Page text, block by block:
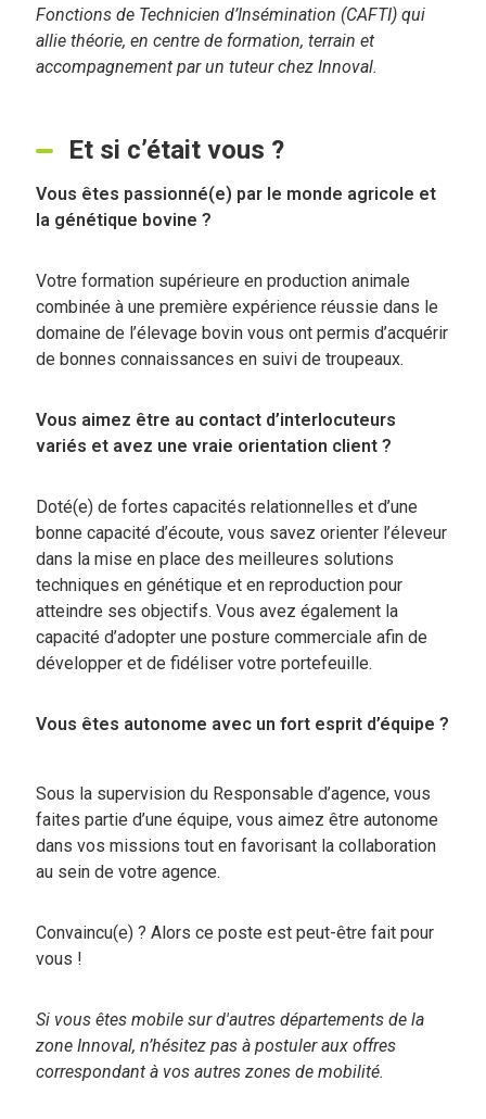
Fonctions de Technicien d’Insémination (CAFTI) qui
allie théorie, en centre de formation, terrain et
accompagnement par un tuteur chez Innoval.
Et si c’était vous ?
Vous êtes passionné(e) par le monde agricole et
la génétique bovine ?
Votre formation supérieure en production animale
combinée à une première expérience réussie dans le
domaine de l’élevage bovin vous ont permis d’acquérir
de bonnes connaissances en suivi de troupeaux.
Vous aimez être au contact d’interlocuteurs
variés et avez une vraie orientation client ?
Doté(e) de fortes capacités relationnelles et d’une
bonne capacité d’écoute, vous savez orienter l’éleveur
dans la mise en place des meilleures solutions
techniques en génétique et en reproduction pour
atteindre ses objectifs. Vous avez également la
capacité d’adopter une posture commerciale afin de
développer et de fidéliser votre portefeuille.
Vous êtes autonome avec un fort esprit d’équipe ?
Sous la supervision du Responsable d’agence, vous
faites partie d’une équipe, vous aimez être autonome
dans vos missions tout en favorisant la collaboration
au sein de votre agence.
Convaincu(e) ? Alors ce poste est peut-être fait pour
vous !
Si vous êtes mobile sur d'autres départements de la
zone Innoval, n’hésitez pas à postuler aux offres
correspondant à vos autres zones de mobilité.